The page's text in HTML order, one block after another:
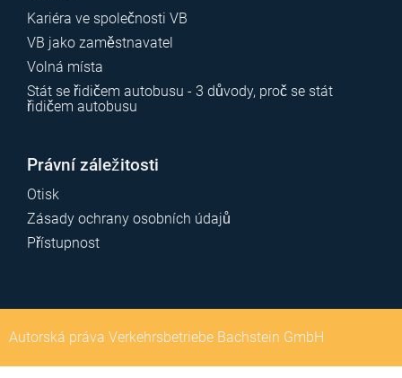
Kariéra ve společnosti VB
VB jako zaměstnavatel
Volná místa
Stát se řidičem autobusu - 3 důvody, proč se stát
řidičem autobusu
Právní záležitosti
Otisk
Zásady ochrany osobních údajů
Přístupnost
Autorská práva Verkehrsbetriebe Bachstein GmbH